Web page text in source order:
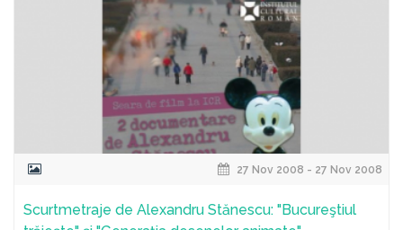
27 Nov 2008 - 27 Nov 2008
Scurtmetraje de Alexandru Stănescu: "Bucureştiul